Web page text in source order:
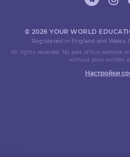
© 2026 YOUR WORLD
Registered in England and Wales.
All rights reserved. No part of this website
without prior written
Настройки